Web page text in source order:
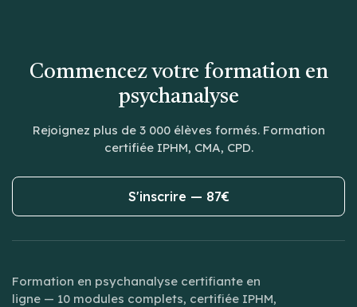
Commencez votre formation en
psychanalyse
Rejoignez plus de 3 000 élèves formés. Formation
certifiée IPHM, CMA, CPD.
S'inscrire — 87€
Formation en psychanalyse certifiante en
ligne — 10 modules complets, certifiée IPHM,